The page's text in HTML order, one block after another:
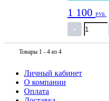
1 100 РУБ.
Товары 1 - 4 из 4
Личный кабинет
О компании
Оплата